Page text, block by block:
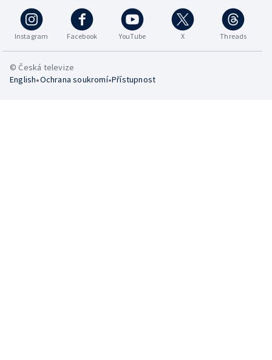
Instagram Facebook YouTube X Threads
© Česká televize
English•Ochrana soukromí•Přístupnost